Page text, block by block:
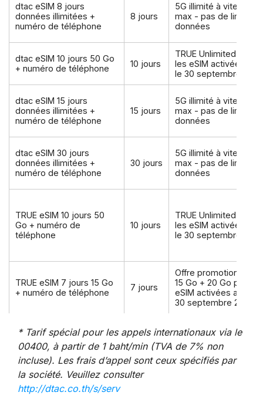
dtac eSIM 8 jours
données illimitées +
numéro de téléphone
8 jours
5G illimité à vitesse
max - pas de limite
données
dtac eSIM 10 jours 50 Go
+ numéro de téléphone
10 jours
TRUE Unlimited pour
les eSIM activées
le 30 septembre 2026
dtac eSIM 15 jours
données illimitées +
numéro de téléphone
15 jours
5G illimité à vitesse
max - pas de limite
données
dtac eSIM 30 jours
données illimitées +
numéro de téléphone
30 jours
5G illimité à vitesse
max - pas de limite
données
TRUE eSIM 10 jours 50
Go + numéro de
téléphone
10 jours
TRUE Unlimited pour
les eSIM activées
le 30 septembre 2026
TRUE eSIM 7 jours 15 Go
+ numéro de téléphone
7 jours
Offre promotionnelle
15 Go + 20 Go pour
eSIM activées avant
30 septembre 2026
* Tarif spécial pour les appels internationaux via le
00400, à partir de 1 baht/min (TVA de 7% non
incluse). Les frais d’appel sont ceux spécifiés par
la société. Veuillez consulter
http://dtac.co.th/s/serv